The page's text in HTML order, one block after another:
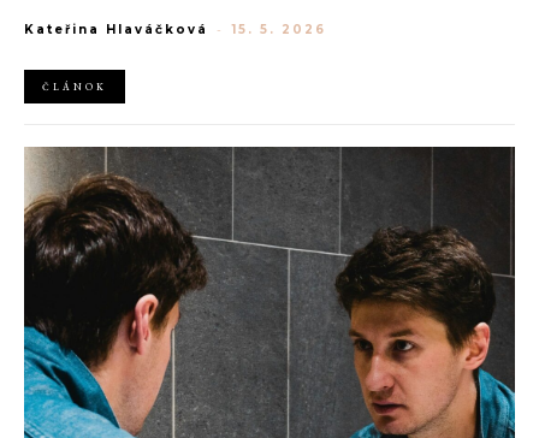
aj fotografie paparazzov. Hollywoodske celebrity s nimi pózujú
každým ďalším potiahnutím tak pochovávajú wellness trendy,
ktoré ešte donedávna tak zbožne uctievali.
Kateřina Hlaváčková - 15. 5. 2026
ČLÁNOK